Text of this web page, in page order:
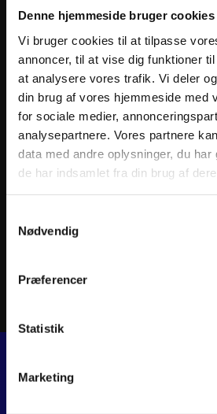
Denne hjemmeside bruger cookies
Vi bruger cookies til at tilpasse
annoncer, til at vise dig funktioner
at analysere vores trafik. Vi deler
din brug af vores hjemmeside med
for sociale medier,
analysepartnere. Vores partnere
data med andre oplysninger, du har
de har indsamlet fra din brug af
Nødvendig
Præferencer
Statistik
Marketing
ATHENA PISTON KIT CAST-LITE
545kr.
ATHENA
CAST-
LITE
JJ MOTORCYKLER